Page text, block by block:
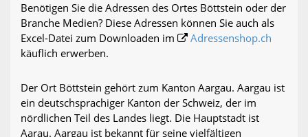
Benötigen Sie die Adressen des Ortes Böttstein oder der
Branche Medien? Diese Adressen können Sie auch als
Excel-Datei zum Downloaden im
Adressenshop.ch
käuflich erwerben.
Der Ort Böttstein gehört zum Kanton Aargau. Aargau ist
ein deutschsprachiger Kanton der Schweiz, der im
nördlichen Teil des Landes liegt. Die Hauptstadt ist
Aarau. Aargau ist bekannt für seine vielfältigen